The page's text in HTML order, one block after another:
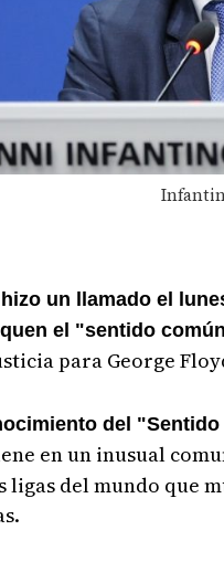
hizo un llamado el
el "sentido
para George
del
en un inusual
ligas del mundo que